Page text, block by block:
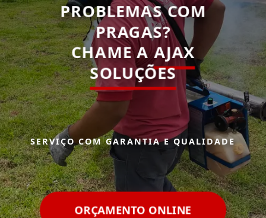
PROBLEMAS COM
PRAGAS?
CHAME AAJAX
SOLUÇÕES
SERVIÇO COM GARANTIA E QUALIDADE
ORÇAMENTO ONLINE